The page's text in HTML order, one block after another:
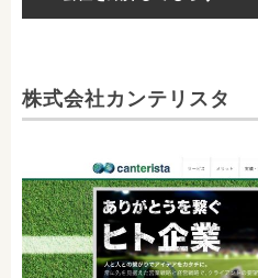
株式会社カンテリスタ